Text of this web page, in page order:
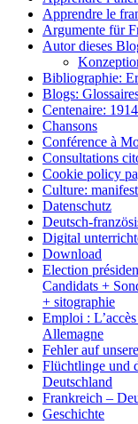
Apprendre le
Argumente für
Autor dieses
Bibliographie:
Blogs:
Centenaire:
Chansons
Conférence à
Consultations
Cookie policy
Culture:
Datenschutz
Deutsch-
Digital
Download
Election
Candidats +
+ sitographie
Emploi :
Allemagne
Fehler auf
Flüchtlinge und
Deutschland
Frankreich –
Geschichte